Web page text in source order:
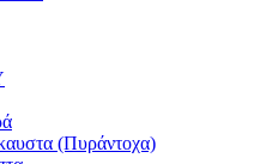
(Πυράντοχα)